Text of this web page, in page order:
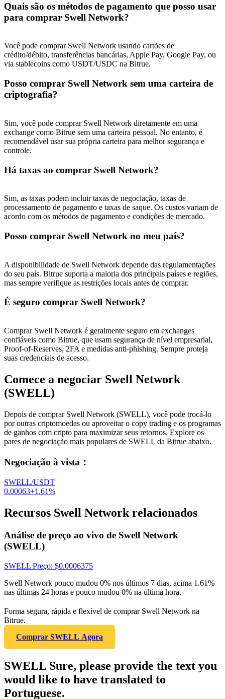
Quais são os métodos de pagamento que posso usar
para comprar Swell Network?
Você pode comprar Swell Network usando cartões de
crédito/débito, transferências bancárias, Apple Pay, Google Pay, ou
via stablecoins como USDT/USDC na Bitrue.
Posso comprar Swell Network sem uma carteira de
criptografia?
Sim, você pode comprar Swell Network diretamente em uma
exchange como Bitrue sem uma carteira pessoal. No entanto, é
recomendável usar sua própria carteira para melhor segurança e
controle.
Há taxas ao comprar Swell Network?
Sim, as taxas podem incluir taxas de negociação, taxas de
processamento de pagamento e taxas de saque. Os custos variam de
acordo com os métodos de pagamento e condições de mercado.
Posso comprar Swell Network no meu país?
A disponibilidade de Swell Network depende das regulamentações
do seu país. Bitrue suporta a maioria dos principais países e regiões,
mas sempre verifique as restrições locais antes de comprar.
É seguro comprar Swell Network?
Comprar Swell Network é geralmente seguro em exchanges
confiáveis ​​como Bitrue, que usam segurança de nível empresarial,
Proof-of-Reserves, 2FA e medidas anti-phishing. Sempre proteja
suas credenciais de acesso.
Comece a negociar Swell Network
(SWELL)
Depois de comprar Swell Network (SWELL), você pode trocá-lo
por outras criptomoedas ou aproveitar o copy trading e os programas
de ganhos com cripto para maximizar seus retornos. Explore os
pares de negociação mais populares de SWELL da Bitrue abaixo.
Negociação à vista ：
SWELL/USDT
0.00063+1.61%
Recursos Swell Network relacionados
Análise de preço ao vivo de Swell Network
(SWELL)
SWELL Preço: $0.0006375
Swell Network pouco mudou 0% nos últimos 7 dias, acima 1.61%
nas últimas 24 horas e pouco mudou 0% na última hora.
Forma segura, rápida e flexível de comprar Swell Network na
Bitrue.
Comprar SWELL Agora
SWELL Sure, please provide the text you
would like to have translated to
Portuguese.